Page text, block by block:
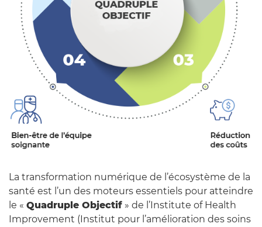
La transformation numérique de l’écosystème de la
santé est l’un des moteurs essentiels pour atteindre
le « Quadruple Objectif » de l’Institute of Health
Improvement (Institut pour l’amélioration des soins